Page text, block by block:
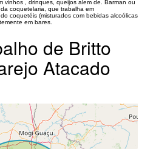
vinhos , drinques, queijos alem de. Barman ou
coquetelaria, que trabalha em
coquetéis (misturados com bebidas alcoólicas
em bares.
de Britto
Atacado